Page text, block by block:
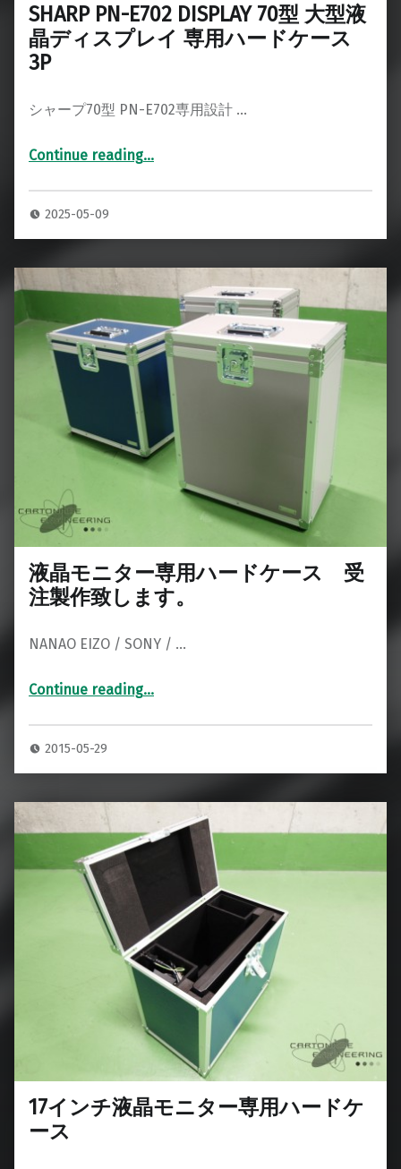
SHARP PN-E702 DISPLAY 70型 大型液
晶ディスプレイ 専用ハードケース
3P
シャープ70型 PN-E702専用設計 …
Continue reading
“SHARP PN-E702 DISPLAY 70型 大型液晶ディスプレイ 専用ハードケース 3P”
…
2025-05-09
液晶モニター専用ハードケース 受
注製作致します。
NANAO EIZO / SONY / …
Continue reading“液晶モニター専用ハードケース 受注製作致します。”
…
2015-05-29
17インチ液晶モニター専用ハードケ
ース